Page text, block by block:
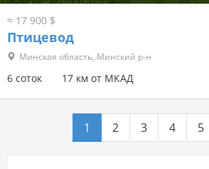
≈ 17 900 $
Птицевод
Минская область, Минский р-н
6 соток 17 км от МКАД
1 2 3 4 5